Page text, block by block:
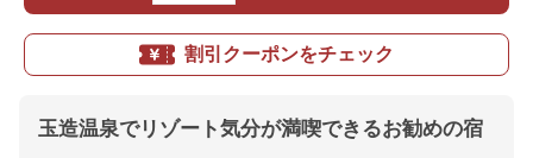
割引クーポンをチェック
玉造温泉でリゾート気分が満喫できるお勧めの宿